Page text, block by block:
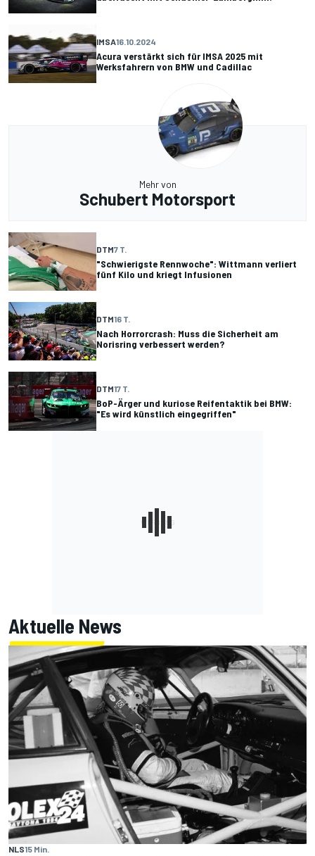
IMSA16.10.2024
Acura verstärkt sich für IMSA 2025 mit
Werksfahrern von BMW und Cadillac
Mehr von
Schubert Motorsport
DTM7 T.
"Schwierigste Rennwoche": Wittmann verliert
fünf Kilo und kriegt Infusionen
DTM16 T.
Nach Horrorcrash: Muss die Sicherheit am
Norisring verbessert werden?
DTM17 T.
BoP-Ärger und kuriose Reifentaktik bei BMW:
"Es wird künstlich eingegriffen"
Aktuelle News
NLS15 Min.